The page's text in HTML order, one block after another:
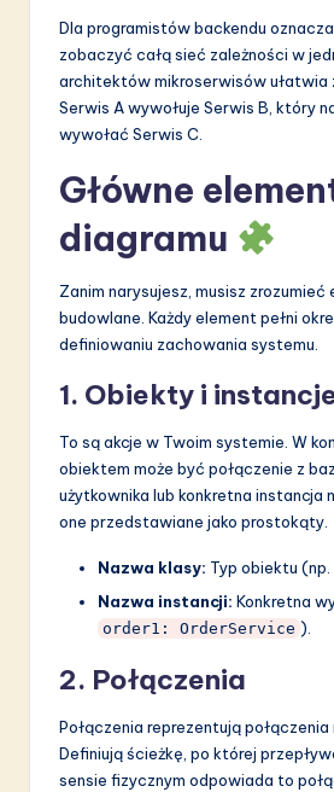
Dla programistów backendu
zobaczyć całą sieć zależności w
architektów mikroserwisów ułatwia
Serwis A wywołuje Serwis B, który
wywołać Serwis C.
Główne
diagramu
Zanim narysujesz, musisz zrozumieć
budowlane. Każdy element pełni
definiowaniu zachowania systemu.
1. Obiekty i
To są akcje w Twoim systemie. W
obiektem może być połączenie z
użytkownika lub konkretna instancja
one przedstawiane jako prostokąty.
Nazwa klasy: Typ obiektu (np.
Nazwa instancji: Konkretna
order1: OrderService ).
2. Połączenia
Połączenia reprezentują
Definiują ścieżkę, po której
sensie fizycznym odpowiada to